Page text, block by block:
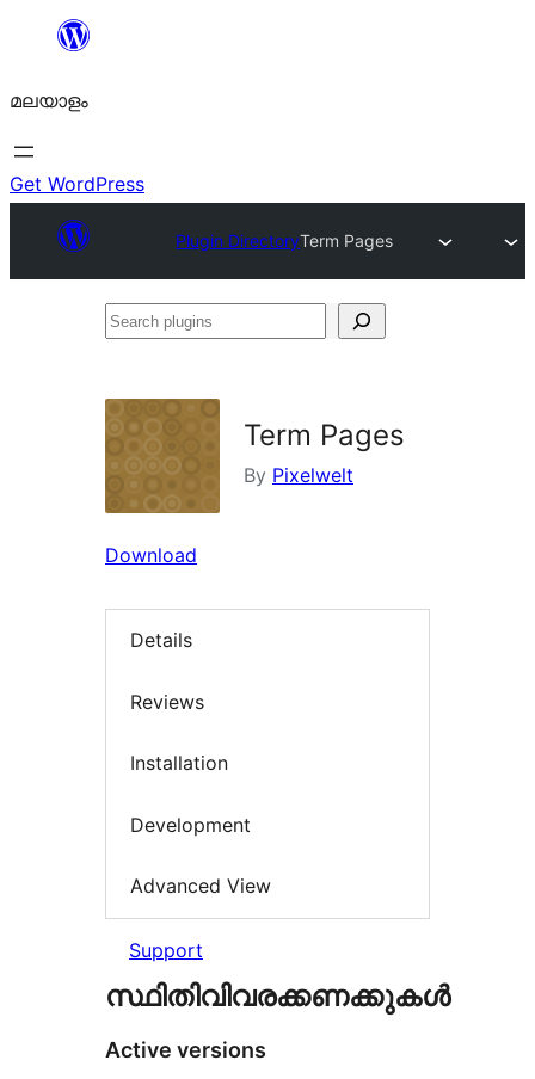
ഉള്ളടക്കത്തിലേക്ക്
മലയാളം
Get WordPress
Plugin DirectoryTerm Pages
Search
Term Pages
By Pixelwelt
Download
Details
Reviews
Installation
Development
Advanced View
Support
സ്ഥിതിവിവരക്കണക്കുകള്‍
Active versions